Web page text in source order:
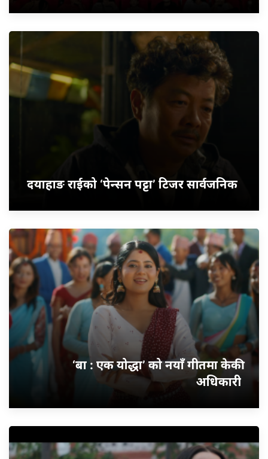
दयाहाङ राईको ‘पेन्सन पट्टा’ टिजर सार्वजनिक
‘बा : एक योद्धा’ को नयाँ गीतमा केकी
अधिकारी